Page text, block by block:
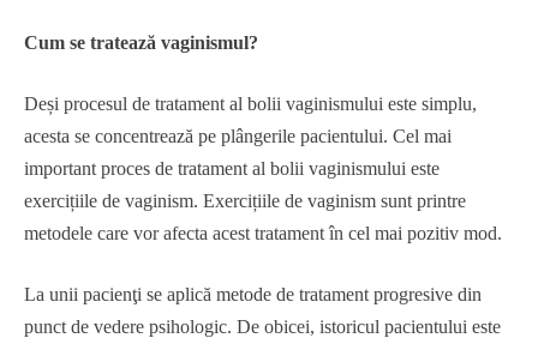
Cum se tratează vaginismul?
Deși procesul de tratament al bolii vaginismului este simplu,
acesta se concentrează pe plângerile pacientului. Cel mai
important proces de tratament al bolii vaginismului este
exercițiile de vaginism. Exercițiile de vaginism sunt printre
metodele care vor afecta acest tratament în cel mai pozitiv mod.
La unii pacienţi se aplică metode de tratament progresive din
punct de vedere psihologic. De obicei, istoricul pacientului este